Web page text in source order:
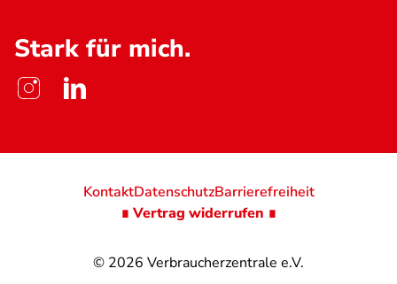
Stark für mich.
© 2026 Verbraucherzentrale e.V.
KontaktDatenschutzBarrierefreiheit
∎ Vertrag widerrufen ∎